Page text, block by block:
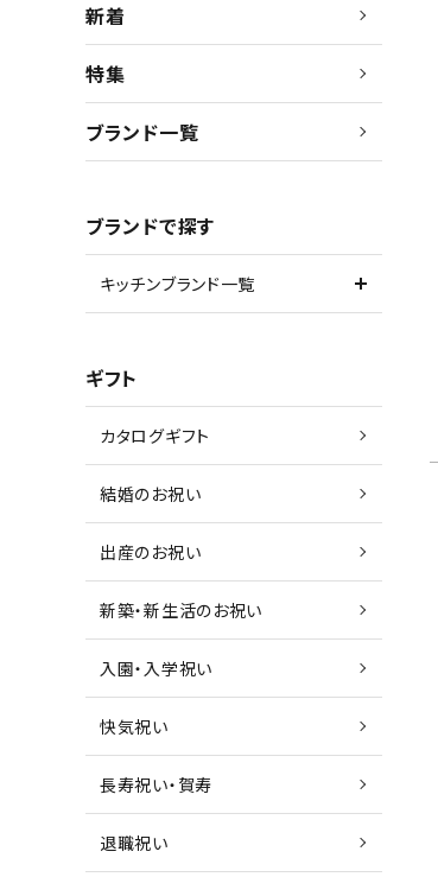
新着
特集
ブランド一覧
ブランドで探す
キッチンブランド一覧
ギフト
カタログギフト
結婚のお祝い
出産のお祝い
新築・新生活のお祝い
入園・入学祝い
快気祝い
長寿祝い・賀寿
退職祝い